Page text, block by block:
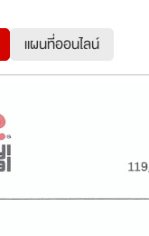
แผนที่ออนไลน์